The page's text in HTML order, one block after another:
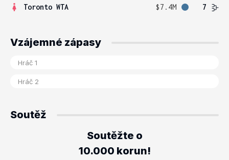
Toronto WTA
$7.4M 7
Vzájemné zápasy
Soutěž
Soutěžte o
10.000 korun!